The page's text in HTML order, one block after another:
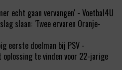
echt gaan vervangen' - Voetbal4U
slaan: ‘Twee ervaren Oranje-
eerste doelman bij PSV -
oplossing te vinden voor 22-jarige